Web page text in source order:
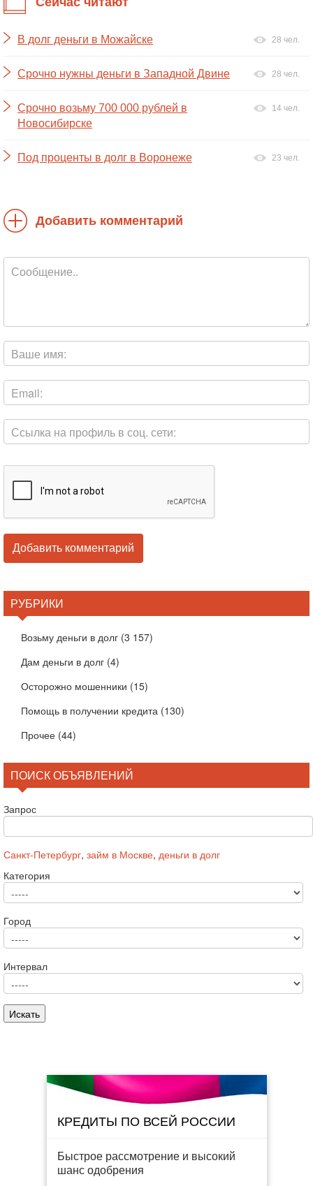
В долг деньги в Можайске 28 чел.
Срочно нужны деньги в Западной Двине 28 чел.
Срочно возьму 700 000 рублей в
Новосибирске
14 чел.
Под проценты в долг в Воронеже 23 чел.
Добавить комментарий
РУБРИКИ
Возьму деньги в долг (3 157)
Дам деньги в долг (4)
Осторожно мошенники (15)
Помощь в получении кредита (130)
Прочее (44)
ПОИСК ОБЪЯВЛЕНИЙ
Запрос
Санкт-Петербург, займ в Москве, деньги в долг
Категория
Город
Интервал
КРЕДИТЫ ПО ВСЕЙ РОССИИ
Быстрое рассмотрение и высокий
шанс одобрения